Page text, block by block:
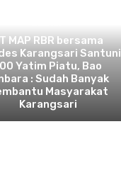
MAP RBR bersama
Karangsari Santuni
Yatim Piatu, Bao
: Sudah Banyak
Masyarakat
Karangsari